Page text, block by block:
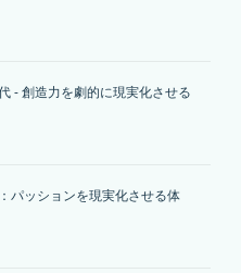
- 創造力を劇的に現実化させる
パッションを現実化させる体